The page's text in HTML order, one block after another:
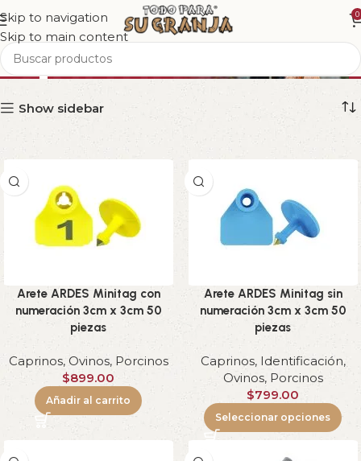
Skip to navigation
Skip to main content
0
Caprinos
Show sidebar
Arete ARDES Minitag con
numeración 3cm x 3cm 50
piezas
Caprinos, Ovinos, Porcinos
$899.00
Añadir al carrito
Arete ARDES Minitag sin
numeración 3cm x 3cm 50
piezas
Caprinos, Identificación,
Ovinos, Porcinos
$799.00
Seleccionar opciones